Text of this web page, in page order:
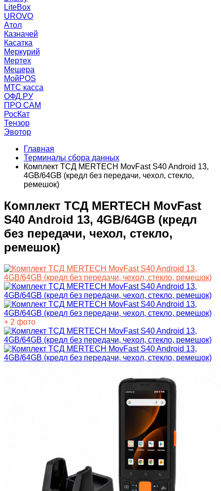
LiteBox
UROVO
Атол
Казначей
Касатка
Меркурий
Мертех
Мещера
МойPOS
МТС касса
ОФД.РУ
ПРО САМ
РосКат
Тензор
Эвотор
Главная
Терминалы сбора данных
Комплект ТСД MERTECH MovFast S40 Android 13,
4GB/64GB (кредл без передачи, чехол, стекло,
ремешок)
Комплект ТСД MERTECH MovFast
S40 Android 13, 4GB/64GB (кредл
без передачи, чехол, стекло,
ремешок)
+ 2 фото